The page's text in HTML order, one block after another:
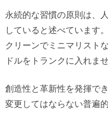
永続的な習慣の原則は、
していると述べています
クリーンでミニマリスト
ドルをトランクに入れませ
創造性と革新性を発揮で
変更してはならない普遍